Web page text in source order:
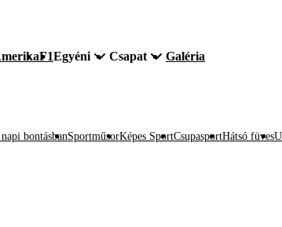
F1Egyéni Csapat Galéria
bontásbanSportműsorKépes SportCsupasportHátsó füves